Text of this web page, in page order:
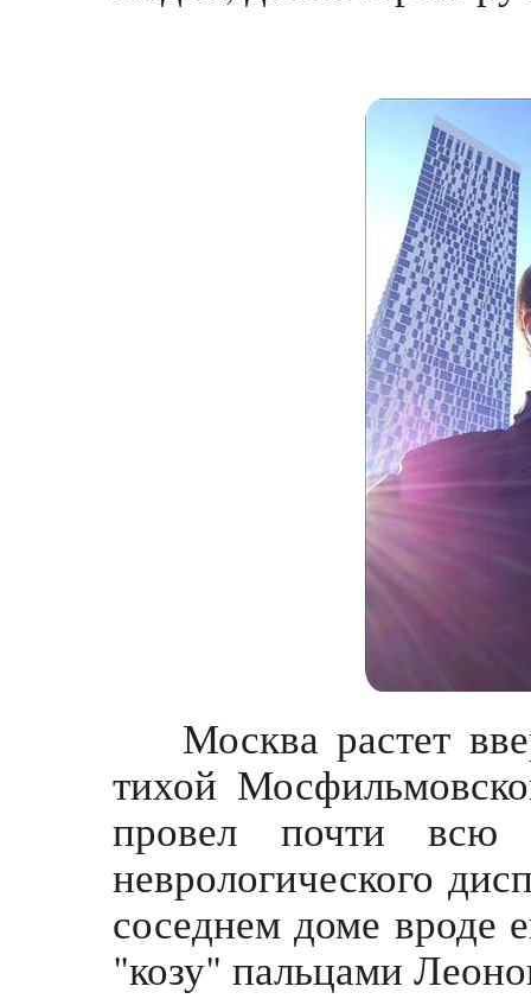
Москва растет
тихой
провел почти
неврологического
соседнем доме
"козу" пальцами